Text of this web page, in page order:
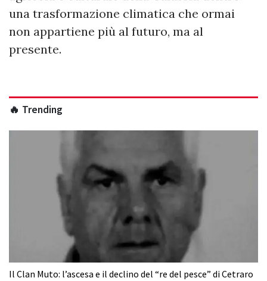
una trasformazione climatica che ormai
non appartiene più al futuro, ma al
presente.
🔥 Trending
Il Clan Muto: l’ascesa e il declino del “re del pesce” di Cetraro